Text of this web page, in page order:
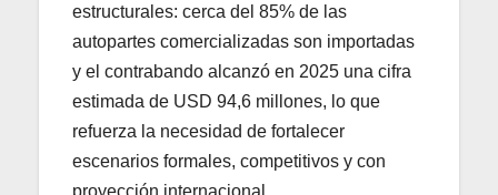
estructurales: cerca del 85% de las
autopartes comercializadas son importadas
y el contrabando alcanzó en 2025 una cifra
estimada de USD 94,6 millones, lo que
refuerza la necesidad de fortalecer
escenarios formales, competitivos y con
proyección internacional.